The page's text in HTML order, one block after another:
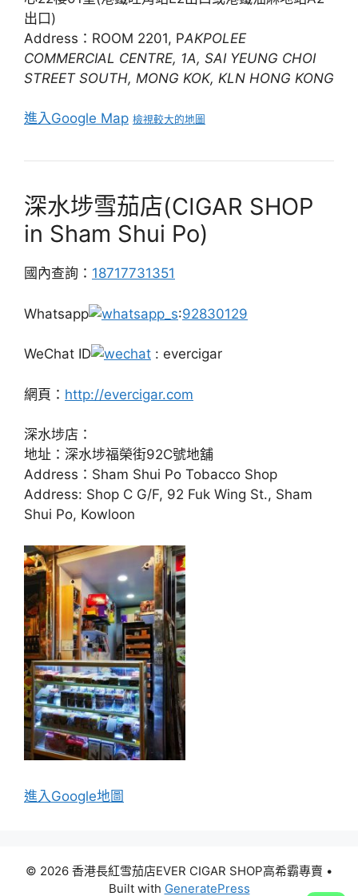
出口)
Address：ROOM 2201, PAKPOLEE
COMMERCIAL CENTRE, 1A, SAI YEUNG CHOI
STREET SOUTH, MONG KOK, KLN HONG KONG
進入Google Map 檢視較大的地圖
深水埗雪茄店(CIGAR SHOP
in Sham Shui Po)
國內查詢： 18717731351
Whatsapp :92830129
WeChat ID : evercigar
網頁： http://evercigar.com
深水埗店：
地址：深水埗福榮街92C號地舖
Address：Sham Shui Po Tobacco Shop
Address: Shop C G/F, 92 Fuk Wing St., Sham
Shui Po, Kowloon
進入Google地圖
© 2026 香港長紅雪茄店EVER CIGAR SHOP高希霸專賣 •
Built with GeneratePress